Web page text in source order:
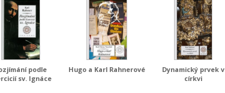
podle
sv. Ignáce
Hugo a Karl Rahnerové
Dynamický prvek v
církvi